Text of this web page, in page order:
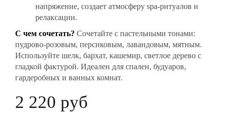
напряжение, создает атмосферу spa-ритуалов и
релаксации.
С чем сочетать? Сочетайте с пастельными тонами:
пудрово-розовым, персиковым, лавандовым, мятным.
Используйте шелк, бархат, кашемир, светлое дерево с
гладкой фактурой. Идеален для спален, будуаров,
гардеробных и ванных комнат.
2 220 руб